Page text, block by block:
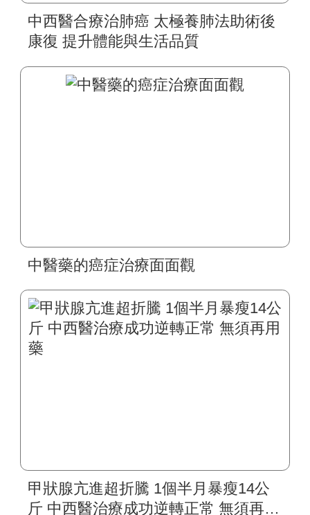
中西醫合療治肺癌 太極養肺法助術後
康復 提升體能與生活品質
中醫藥的癌症治療面面觀
甲狀腺亢進超折騰 1個半月暴瘦14公
斤 中西醫治療成功逆轉正常 無須再用